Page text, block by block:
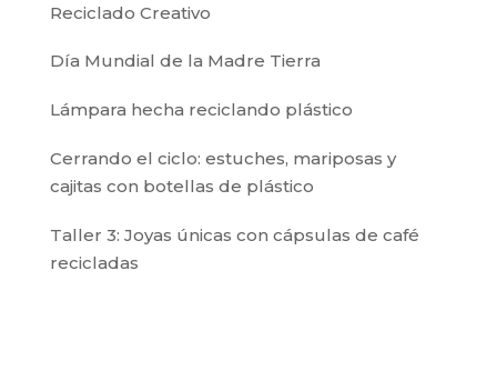
Reciclado Creativo
Día Mundial de la Madre Tierra
Lámpara hecha reciclando plástico
Cerrando el ciclo: estuches, mariposas y
cajitas con botellas de plástico
Taller 3: Joyas únicas con cápsulas de café
recicladas